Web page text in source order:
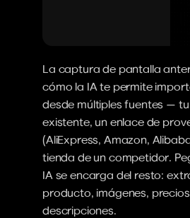
La captura de pantalla
cómo la IA te permite
desde múltiples fuentes —
existente, un enlace de
(AliExpress, Amazon,
tienda de un competidor.
IA se encarga del resto:
producto, imágenes,
descripciones.